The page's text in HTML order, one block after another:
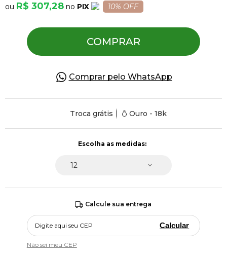
R$ 307,28 PIX 10% OFF
COMPRAR
Comprar pelo WhatsApp
Troca grátis Ouro - 18k
Calcule sua entrega
Calcular
Não sei meu CEP
Piercing
Pedras Preciosas